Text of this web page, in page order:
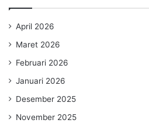
April 2026
Maret 2026
Februari 2026
Januari 2026
Desember 2025
November 2025